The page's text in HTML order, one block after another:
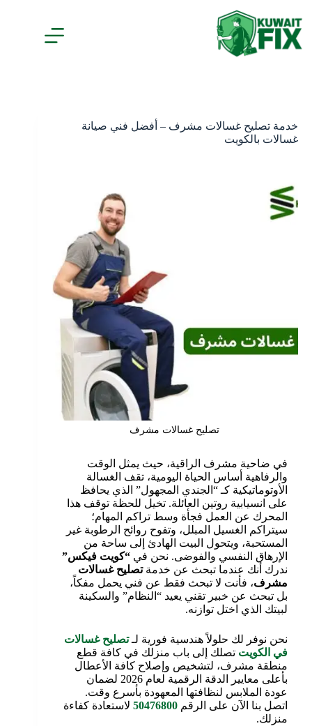
إلى
المحتوى
خدمة تصليح غسالات مشرف – أفضل فني صيانة
غسالات بالكويت
تصليح غسالات مشرف
في ضاحية مشرف الراقية، حيث يمثل الوقت
والرفاهية أساس الحياة اليومية، تقف الغسالة
الأوتوماتيكية كـ “الجندي المجهول” الذي يحافظ
على انسيابية روتين العائلة. تخيل للحظة توقف هذا
المحرك عن العمل فجأة وسط تراكم المهام؛
سيتراكم الغسيل المبلل، وتفوح روائح الرطوبة غير
المستحبة، ويتحول البيت الهادئ إلى ساحة من
الإرهاق النفسي والفوضى. نحن في “كويت فيكس”
ندرك أنك عندما تبحث عن خدمةتصليح غسالات
مشرف، فأنت لا تبحث فقط عن فني يحمل مفكاً،
بل تبحث عن خبير تقني يعيد “النظام” والسكينة
لبيتك الذي اختل توازنه.
نحن نوفر لك حلولاً هندسية فورية لـ تصليح غسالات
في الكويت تصلك إلى باب منزلك في كافة قطع
منطقة مشرف، لتشخيص وإصلاح كافة الأعطال
بأعلى معايير الدقة الرقمية لعام 2026 لضمان
عودة الملابس لنظافتها المعهودة بأسرع وقت.
اتصل بنا الآن على الرقم 50476800 لاستعادة كفاءة
منزلك.